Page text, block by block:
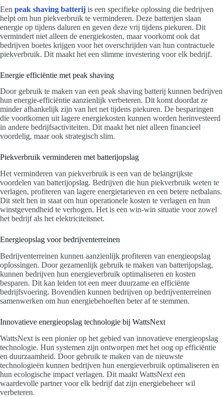
Een peak shaving batterij is een specifieke oplossing die bedrijven
helpt om hun piekverbruik te verminderen. Deze batterijen slaan
energie op tijdens daluren en geven deze vrij tijdens piekuren. Dit
vermindert niet alleen de energiekosten, maar voorkomt ook dat
bedrijven boetes krijgen voor het overschrijden van hun contractuele
piekverbruik. Dit maakt het een slimme investering voor elk bedrijf.
Energie efficiëntie met peak shaving
Door gebruik te maken van een peak shaving batterij kunnen bedrijven
hun energie-efficiëntie aanzienlijk verbeteren. Dit komt doordat ze
minder afhankelijk zijn van het net tijdens piekuren. De besparingen
die voortkomen uit lagere energiekosten kunnen worden herinvesteerd
in andere bedrijfsactiviteiten. Dit maakt het niet alleen financieel
voordelig, maar ook strategisch slim.
Piekverbruik verminderen met batterijopslag
Het verminderen van piekverbruik is een van de belangrijkste
voordelen van batterijopslag. Bedrijven die hun piekverbruik weten te
verlagen, profiteren van lagere energietarieven en een betere netbalans.
Dit stelt hen in staat om hun operationele kosten te verlagen en hun
winstgevendheid te verhogen. Het is een win-win situatie voor zowel
het bedrijf als het elektriciteitsnet.
Energieopslag voor bedrijventerreinen
Bedrijventerreinen kunnen aanzienlijk profiteren van energieopslag
oplossingen. Door gezamenlijk gebruik te maken van batterijopslag,
kunnen bedrijven hun energieverbruik optimaliseren en kosten
besparen. Dit kan leiden tot een meer duurzame en efficiënte
bedrijfsvoering. Bovendien kunnen bedrijven op bedrijventerreinen
samenwerken om hun energiebehoeften beter af te stemmen.
Innovatieve energieopslag technologie bij WattsNext
WattsNext is een pionier op het gebied van innovatieve energieopslag
technologie. Hun systemen zijn ontworpen met het oog op efficiëntie
en duurzaamheid. Door gebruik te maken van de nieuwste
technologieën kunnen bedrijven hun energieverbruik optimaliseren en
hun ecologische impact verlagen. Dit maakt WattsNext een
waardevolle partner voor elk bedrijf dat zijn energiebeheer wil
verbeteren.